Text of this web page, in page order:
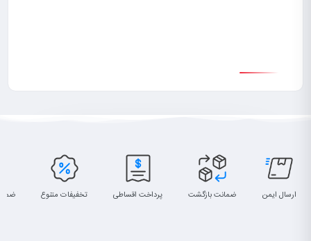
ارسال ایمن ضمانت بازگشت پرداخت اقساطی تخفیفات متنوع